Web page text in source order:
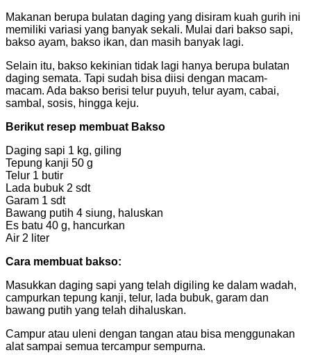
Makanan berupa bulatan daging yang disiram kuah gurih ini
memiliki variasi yang banyak sekali. Mulai dari bakso sapi,
bakso ayam, bakso ikan, dan masih banyak lagi.
Selain itu, bakso kekinian tidak lagi hanya berupa bulatan
daging semata. Tapi sudah bisa diisi dengan macam-
macam. Ada bakso berisi telur puyuh, telur ayam, cabai,
sambal, sosis, hingga keju.
Berikut resep membuat Bakso
Daging sapi 1 kg, giling
Tepung kanji 50 g
Telur 1 butir
Lada bubuk 2 sdt
Garam 1 sdt
Bawang putih 4 siung, haluskan
Es batu 40 g, hancurkan
Air 2 liter
Cara membuat bakso:
Masukkan daging sapi yang telah digiling ke dalam wadah,
campurkan tepung kanji, telur, lada bubuk, garam dan
bawang putih yang telah dihaluskan.
Campur atau uleni dengan tangan atau bisa menggunakan
alat sampai semua tercampur sempurna.